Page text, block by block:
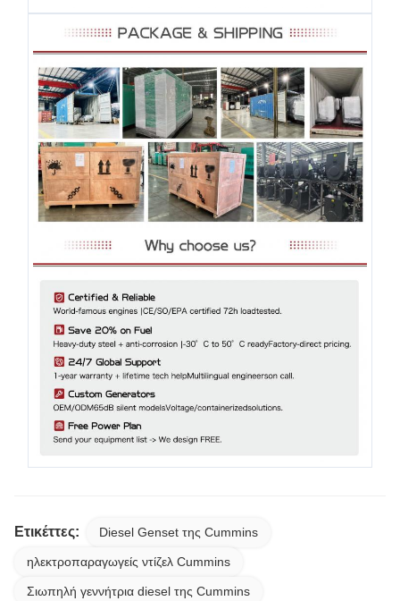
Ετικέττες: Diesel Genset της Cummins
ηλεκτροπαραγωγείς ντίζελ Cummins
Σιωπηλή γεννήτρια diesel της Cummins